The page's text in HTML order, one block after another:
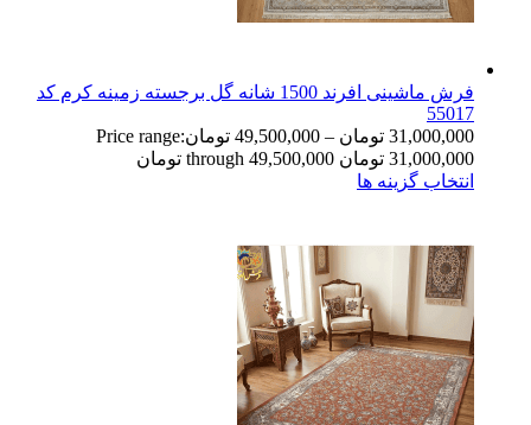
فرش ماشینی افرند 1500 شانه گل برجسته زمینه کرم کد
55017
31,000,000 تومان –
49,500,000 تومانPrice range:
31,000,000 تومان through 49,500,000 تومان
انتخاب گزینه ها